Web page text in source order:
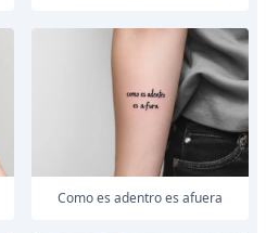
como es adentro es afuera